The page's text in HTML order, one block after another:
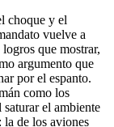
choque y el
vuelve a
que mostrar,
argumento que
por el espanto.
como los
el ambiente
la de los aviones